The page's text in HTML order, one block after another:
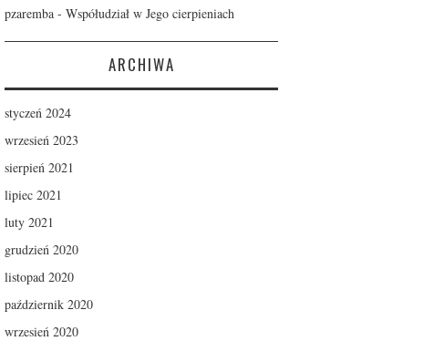
pzaremba - Współudział w Jego cierpieniach
ARCHIWA
styczeń 2024
wrzesień 2023
sierpień 2021
lipiec 2021
luty 2021
grudzień 2020
listopad 2020
październik 2020
wrzesień 2020